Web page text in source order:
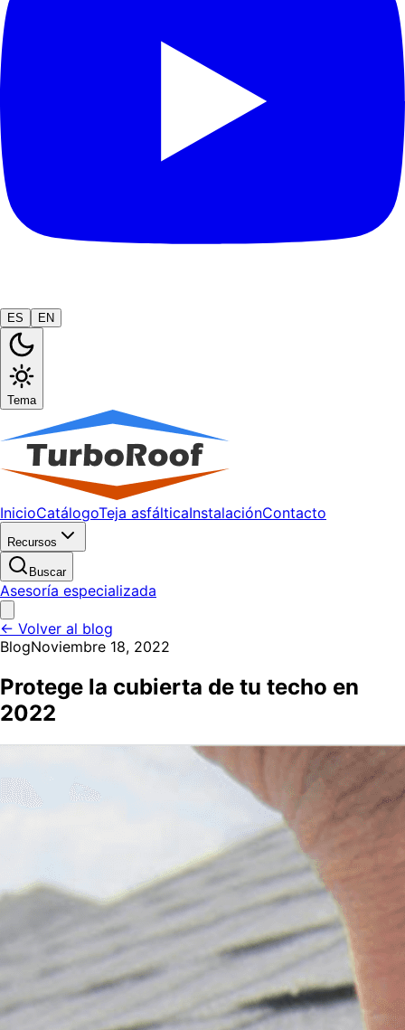
ES EN
Tema
InicioCatálogoTeja asfálticaInstalaciónContacto
Recursos
Buscar
Asesoría especializada
← Volver al blog
BlogNoviembre 18, 2022
Protege la cubierta de tu techo en
2022